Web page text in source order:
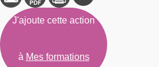
J'ajoute cette action
à Mes formations